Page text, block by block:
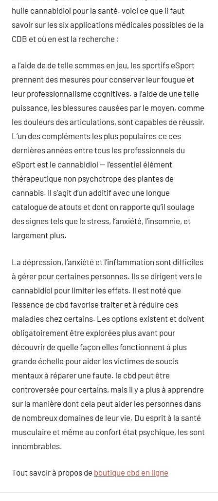
huile cannabidiol pour la santé. voici ce que il faut
savoir sur les six applications médicales possibles de la
CDB et où en est la recherche :
a l’aide de de telle sommes en jeu, les sportifs eSport
prennent des mesures pour conserver leur fougue et
leur professionnalisme cognitives. a l’aide de une telle
puissance, les blessures causées par le moyen, comme
les douleurs des articulations, sont capables de réussir.
L’un des compléments les plus populaires ce ces
dernières années entre tous les professionnels du
eSport est le cannabidiol — l’essentiel élément
thérapeutique non psychotrope des plantes de
cannabis. Il s’agit d’un additif avec une longue
catalogue de atouts et dont on rapporte qu’il soulage
des signes tels que le stress, l’anxiété, l’insomnie, et
largement plus.
La dépression, l’anxiété et l’inflammation sont difficiles
à gérer pour certaines personnes. Ils se dirigent vers le
cannabidiol pour limiter les effets. Il est noté que
l’essence de cbd favorise traiter et à réduire ces
maladies chez certains. Les options existent et doivent
obligatoirement être explorées plus avant pour
découvrir de quelle façon elles fonctionnent à plus
grande échelle pour aider les victimes de soucis
mentaux à réparer une faute. le cbd peut être
controversée pour certains, mais il y a plus à apprendre
sur la manière dont cela peut aider les personnes dans
de nombreux domaines de leur vie. Du esprit à la santé
musculaire et même au confort état psychique, les sont
innombrables.
Tout savoir à propos de boutique cbd en ligne